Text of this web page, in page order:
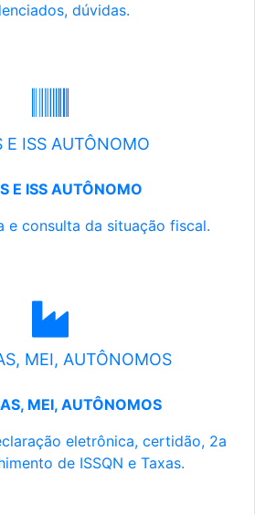
dúvidas.
E ISS AUTÔNOMO
E ISS AUTÔNOMO
e consulta da situação fiscal.
MEI, AUTÔNOMOS
MEI, AUTÔNOMOS
eletrônica, certidão, 2a
de ISSQN e Taxas.